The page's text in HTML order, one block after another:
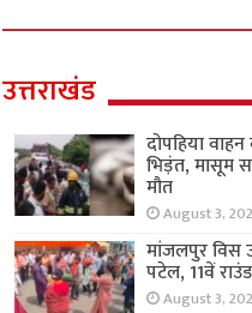
उत्तराखंड
दोपहिया
भिड़ंत, मासूम
मौत
August 3,
मांजलपुर विस
पटेल, 11वें
August 3,